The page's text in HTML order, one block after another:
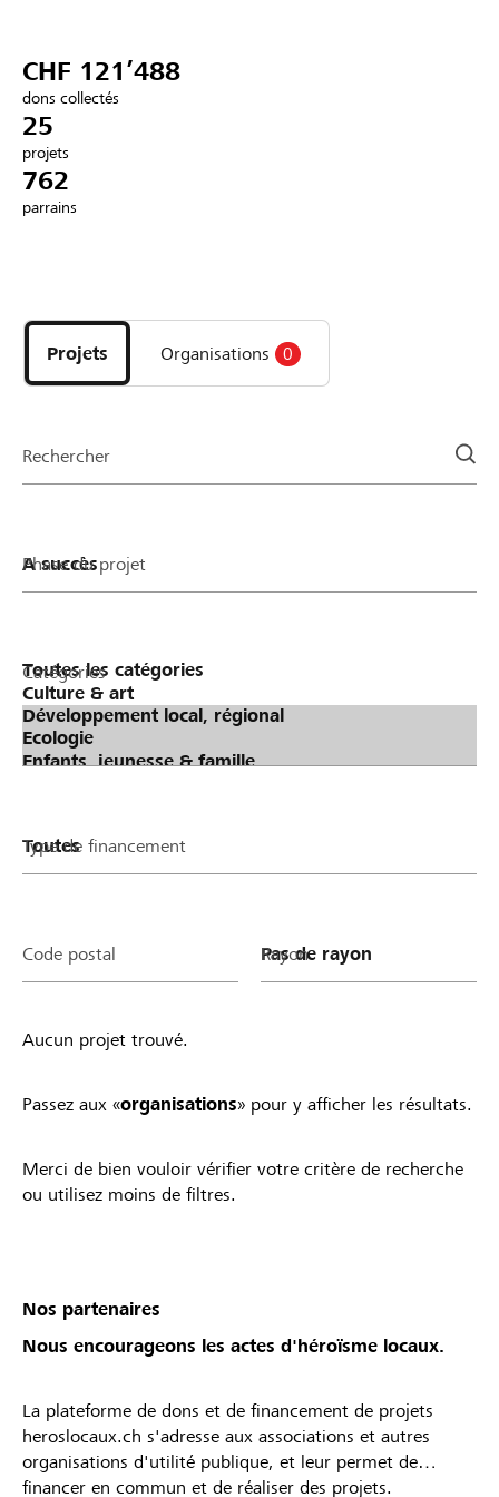
Se connecter
DE FR IT
CHF 121’488
dons collectés
25
projets
762
parrains
les
projets
et
la
Projets Organisations 0
Rechercher
Phase du projet
Catégories
Type de financement
Code postal Rayon
Aucun projet trouvé.
Passez aux «organisations» pour y afficher les résultats.
Merci de bien vouloir vérifier votre critère de recherche
ou utilisez moins de filtres.
Nos partenaires
Nous encourageons les actes d'héroïsme locaux.
La plateforme de dons et de financement de projets
heroslocaux.ch s'adresse aux associations et autres
organisations d'utilité publique, et leur permet de
financer en commun et de réaliser des projets.